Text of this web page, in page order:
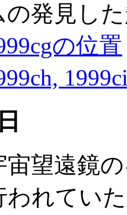
の発見し
の位置
望遠鏡
われてい